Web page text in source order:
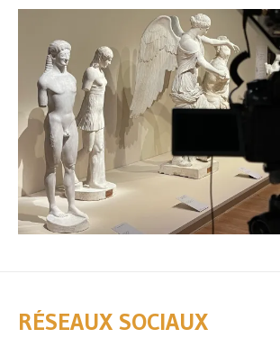
RÉSEAUX SOCIAUX